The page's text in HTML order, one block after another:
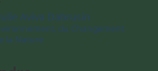
Aviva Dabrusin
du Changement
la Nature